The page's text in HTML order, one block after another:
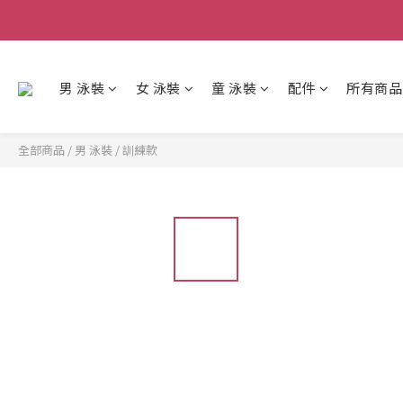
男 泳裝 女 泳裝 童 泳裝 配件 所有商品
全部商品 / 男 泳裝 /訓練款